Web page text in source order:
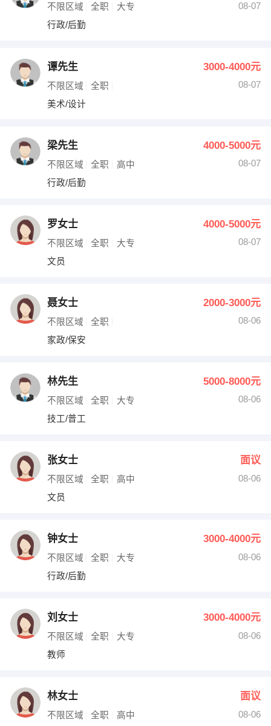
不限区域 全职 大专
08-07
行政/后勤
谭先生 3000-4000元
不限区域 全职
08-07
美术/设计
梁先生 4000-5000元
不限区域 全职 高中
08-07
行政/后勤
罗女士 4000-5000元
不限区域 全职 大专
08-07
文员
聂女士 2000-3000元
不限区域 全职
08-06
家政/保安
林先生 5000-8000元
不限区域 全职 大专
08-06
技工/普工
张女士 面议
不限区域 全职 高中
08-06
文员
钟女士 3000-4000元
不限区域 全职 大专
08-06
行政/后勤
刘女士 3000-4000元
不限区域 全职 大专
08-06
教师
林女士 面议
不限区域 全职 高中
08-06